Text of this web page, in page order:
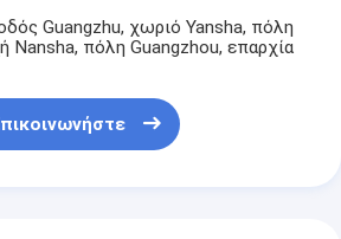
Guangzhu, χωριό Yansha, πόλη
Nansha, πόλη Guangzhou, επαρχία